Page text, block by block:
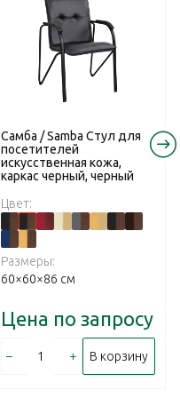
Самба / Samba Стул для
посетителей
искусственная кожа,
каркас черный, черный
Цвет:
Размеры:
60×60×86 см
Цена по запросу
– + В корзину